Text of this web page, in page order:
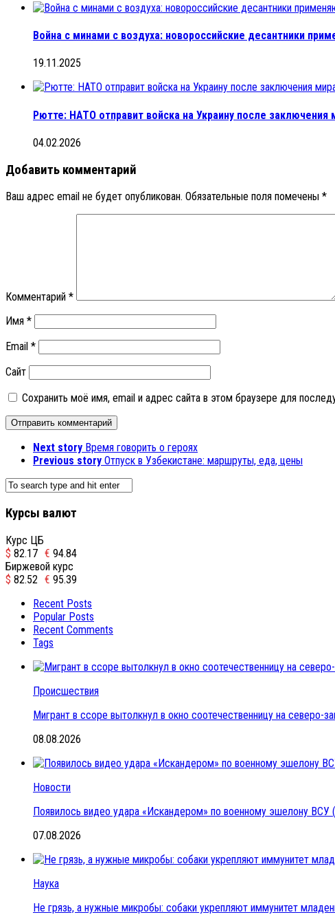
Война с минами с воздуха: новороссийские десантники
19.11.2025
Рютте: НАТО отправит войска на Украину после
04.02.2026
Добавить комментарий
Ваш адрес email не будет опубликован. Обязательные поля помечены *
Комментарий *
Имя *
Email *
Сайт
Сохранить моё имя, email и адрес сайта в этом браузере для
Next story Время говорить о героях
Previous story Отпуск в Узбекистане: маршруты, еда, цены
Курсы валют
Курс ЦБ
$ 82.17 € 94.84
Биржевой курс
$ 82.52 € 95.39
Recent Posts
Popular Posts
Recent Comments
Tags
Происшествия
Мигрант в ссоре вытолкнул в окно соотечественницу на северо-
08.08.2026
Новости
Появилось видео удара «Искандером» по военному эшелону
07.08.2026
Наука
Не грязь, а нужные микробы: собаки укрепляют иммунитет